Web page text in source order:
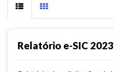
Relatório e-SIC 2023